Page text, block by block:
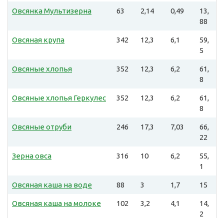
Овсянка Мультизерна 63 2,14 0,49
13,
88
Овсяная крупа 342 12,3 6,1
59,
5
Овсяные хлопья 352 12,3 6,2
61,
8
Овсяные хлопья Геркулес 352 12,3 6,2
61,
8
Овсяные отруби 246 17,3 7,03
66,
22
Зерна овса 316 10 6,2
55,
1
Овсяная каша на воде 88 3 1,7 15
Овсяная каша на молоке 102 3,2 4,1
14,
2